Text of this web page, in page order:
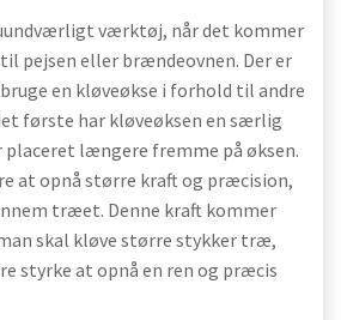
værktøj, når det kommer
pejsen eller brændeovnen. Der er
en kløveøkse i forhold til andre
første har kløveøksen en særlig
placeret længere fremme på øksen.
at opnå større kraft og præcision,
træet. Denne kraft kommer
skal kløve større stykker træ,
styrke at opnå en ren og præcis